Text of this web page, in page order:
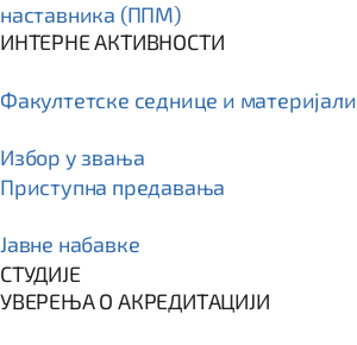
наставника (ППМ)
ИНТЕРНЕ АКТИВНОСТИ
Факултетске седнице и материјали
Избор у звања
Приступна предавања
Јавне набавке
СТУДИЈЕ
УВЕРЕЊА О АКРЕДИТАЦИЈИ